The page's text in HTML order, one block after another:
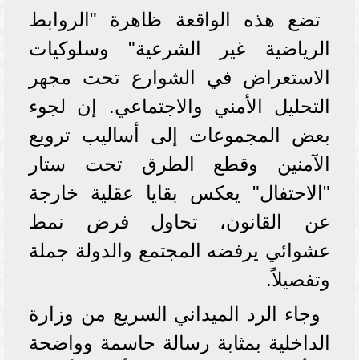
تضع هذه الواقعة ظاهرة "الروابط
الرياضية غير الشرعية" وسلوكيات
الاستعراض في الشوارع تحت مجهر
التحليل الأمني والاجتماعي. إن لجوء
بعض المجموعات إلى أساليب ترويع
الآمنين وقطع الطرق تحت ستار
"الاحتفال" يعكس بقايا عقلية خارجة
عن القانون، تحاول فرض نمط
عشوائي يرفضه المجتمع والدولة جملة
وتفصيلاً.
وجاء الرد الميداني السريع من وزارة
الداخلية بمثابة رسالة حاسمة وواضحة